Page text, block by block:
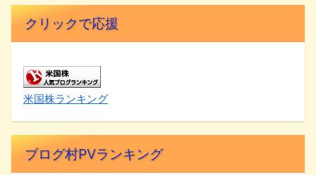
クリックで応援
米国株ランキング
ブログ村PVランキング